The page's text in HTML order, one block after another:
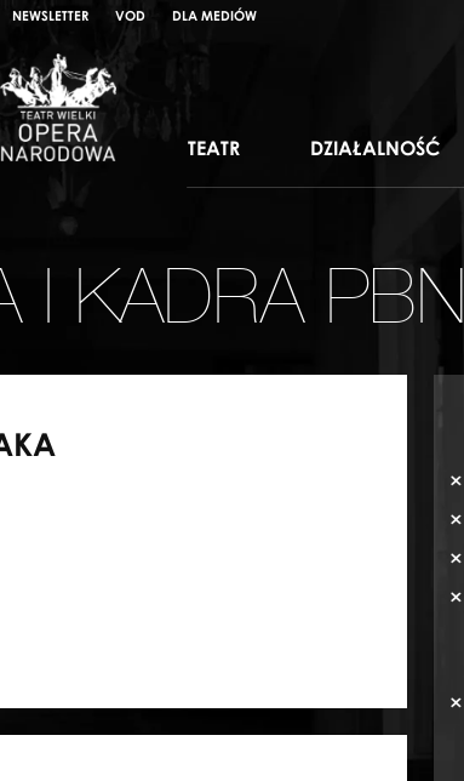
NEWSLETTER VOD DLA MEDIÓW
TEATR DZIAŁALNOŚĆ
I KADRA PBN